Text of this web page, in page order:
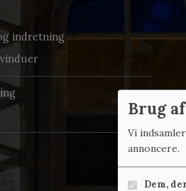
indretning
Brug
Vi
annoncere.
Dem,